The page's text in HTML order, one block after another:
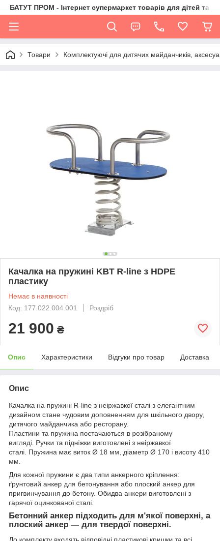
БАТУТ ПРОМ - Інтернет супермаркет товарів для дітей та їх
Товари Комплектуючі для дитячих майданчиків,
Качалка на пружині KBT R-line з HDPE
пластику
Немає в наявності
Код: 177.022.004.001
Роздріб
21 900 ₴
Опис Характеристики Відгуки про товар Доставка
Опис
Качалка на пружині R-line з неіржавкої сталі з елегантним
дизайном стане чудовим доповненням для шкільного двору,
дитячого майданчика або ресторану.
Пластини та пружина постачаються в розібраному
вигляді. Ручки та підніжки виготовлені з неіржавкої
сталі. Пружина має виток Ø 18 мм, діаметр Ø 170 і висоту 410
мм.
Для кожної пружини є два типи анкерного кріплення:
ґрунтовий анкер для бетонування або плоский анкер для
пригвинчування до бетону. Обидва анкери виготовлені з
гарячої оцинкованої сталі.
Бетонний анкер підходить для м'якої поверхні, а
плоский анкер — для твердої поверхні.
До комплекту входять відповідні пластикові кришки та всі